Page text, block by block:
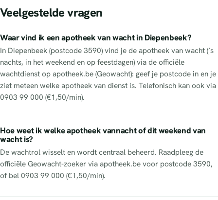
Veelgestelde vragen
Waar vind ik een apotheek van wacht in Diepenbeek?
In Diepenbeek (postcode 3590) vind je de apotheek van wacht (’s
nachts, in het weekend en op feestdagen) via de officiële
wachtdienst op apotheek.be (Geowacht): geef je postcode in en je
ziet meteen welke apotheek van dienst is. Telefonisch kan ook via
0903 99 000 (€1,50/min).
Hoe weet ik welke apotheek vannacht of dit weekend van
wacht is?
De wachtrol wisselt en wordt centraal beheerd. Raadpleeg de
officiële Geowacht-zoeker via apotheek.be voor postcode 3590,
of bel 0903 99 000 (€1,50/min).